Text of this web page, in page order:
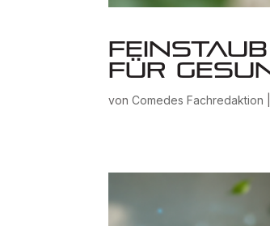
für
vonComedes Fachredaktion